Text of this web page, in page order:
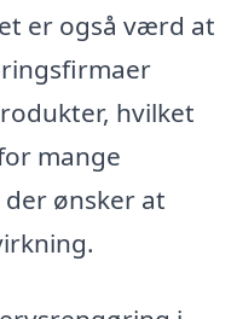
er også værd at
hvilket
mange
ønsker at